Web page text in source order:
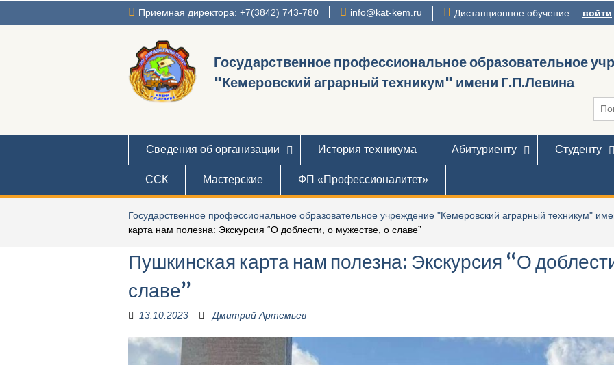
Приемная директора: +7(3842) 743-780 info@kat-kem.ru Дистанционное обучение: войти
Государственное профессиональное образовательное
"Кемеровский аграрный техникум" имени Г.П.Левина
Сведения об организации История техникума Абитуриенту Студенту
ССК Мастерские ФП «Профессионалитет»
Государственное профессиональное образовательное учреждение "Кемеровский аграрный техникум"
карта нам полезна: Экскурсия “О доблести, о мужестве, о славе”
Пушкинская карта нам полезна: Экскурсия “О
славе”
13.10.2023 Дмитрий Артемьев